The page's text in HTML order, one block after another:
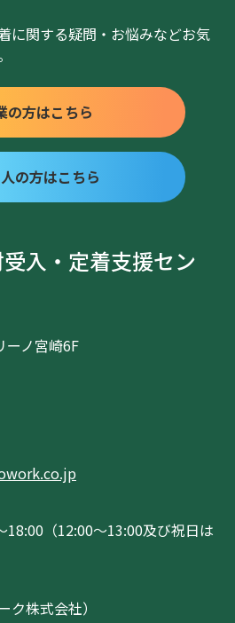
に関する疑問・お悩みなどお気
の方はこちら
の方はこちら
入・定着支援セン
ーノ宮崎6F
18:00（12:00～13:00及び祝日は
ク株式会社）